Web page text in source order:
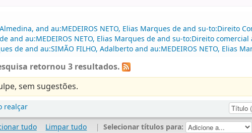
and au:MEDEIROS NETO, Elias Marques de and su-to:Direito
and au:MEDEIROS NETO, Elias Marques de and su-to:Direito
de and au:SIMÃO FILHO, Adalberto and au:MEDEIROS NETO, Elias
retornou 3 resultados.
sem sugestões.
realçar
tudo
Limpar tudo | Selecionar títulos para: